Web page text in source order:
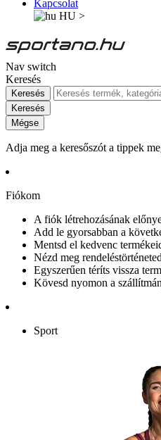
Kapcsolat
HU >
Nav switch
Keresés
Keresés
Keresés
Mégse
Adja meg a keresőszót a tippek
Fiókom
A fiók létrehozásának
Add le gyorsabban a
Mentsd el kedvenc
Nézd meg rendeléstörténeted
Egyszerűen téríts vissza
Kövesd nyomon a
Sport